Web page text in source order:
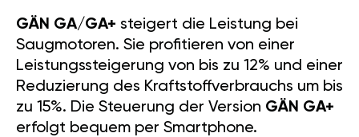
GÄN GA/GA+ steigert die Leistung bei
Saugmotoren. Sie profitieren von einer
Leistungssteigerung von bis zu 12% und einer
Reduzierung des Kraftstoffverbrauchs um bis
zu 15%. Die Steuerung der Version GÄN GA+
erfolgt bequem per Smartphone.